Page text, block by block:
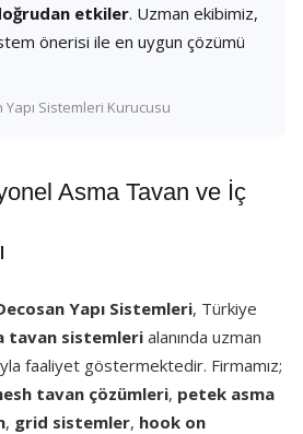
etkiler. Uzman ekibimiz,
önerisi ile en uygun çözümü
Sistemleri Kurucusu
Asma Tavan ve İç
Yapı Sistemleri, Türkiye
tavan sistemleri alanında uzman
faaliyet göstermektedir. Firmamız;
tavan çözümleri, petek asma
, grid sistemler, hook on